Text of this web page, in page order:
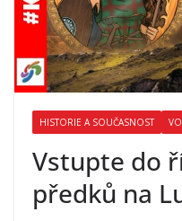
HISTORIE A SOUČASNOST
Vstupte do
předků na